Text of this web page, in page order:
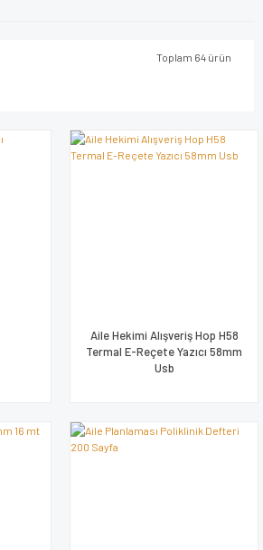
Toplam 64 ürün
Aile Hekimi Alışveriş Hop H58
Termal E-Reçete Yazıcı 58mm
Usb